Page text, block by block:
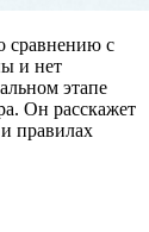
сравнению с
и нет
этапе
Он расскажет
правилах